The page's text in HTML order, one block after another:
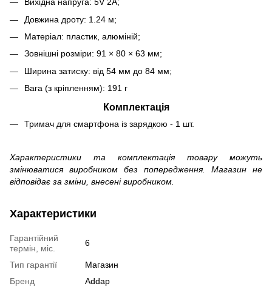
Вихідна напруга: 5V 2A;
Довжина дроту: 1.24 м;
Матеріал: пластик, алюміній;
Зовнішні розміри: 91 × 80 × 63 мм;
Ширина затиску: від 54 мм до 84 мм;
Вага (з кріпленням): 191 г
Комплектація
Тримач для смартфона із зарядкою - 1 шт.
Характеристики та комплектація товару можуть
змінюватися виробником без попередження. Магазин не
відповідає за зміни, внесені виробником.
Характеристики
Гарантійний
термін, міс.
6
Тип гарантії
Магазин
Бренд
Addap